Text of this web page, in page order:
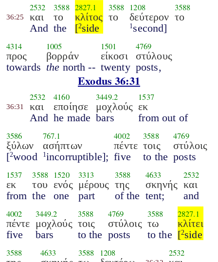
36:25
2532
και
And
3588
το
the
2827.1
κλίτος
[2side
3588
το
1208
δεύτερον
1 second]
3588
το
4314
προς
towards
1005
βορράν
the north --
1501
είκοσι
twenty
4769
στύλους
posts,
Exodus 36:31
36:31
2532
και
And
4160
εποίησε
he made
3449.2
μοχλούς
bars
1537
εκ
from out of
3586
ξύλων
[2wood
767.1
ασήπτων
1 incorruptible];
4002
πέντε
five
3588
τοις
to the
4769
στύλοις
posts
1537
εκ
from
3588
του
the
1520
ενός
one
3313
μέρους
part
3588
της
of the
4633
σκηνής
tent;
2532
και
and
4002
πέντε
five
3449.2
μοχλούς
bars
3588
τοις
to the
4769
στύλοις
posts
3588
τω
to the
2827.1
κλίτει
[2side
3588 4633 3588 1208 2532